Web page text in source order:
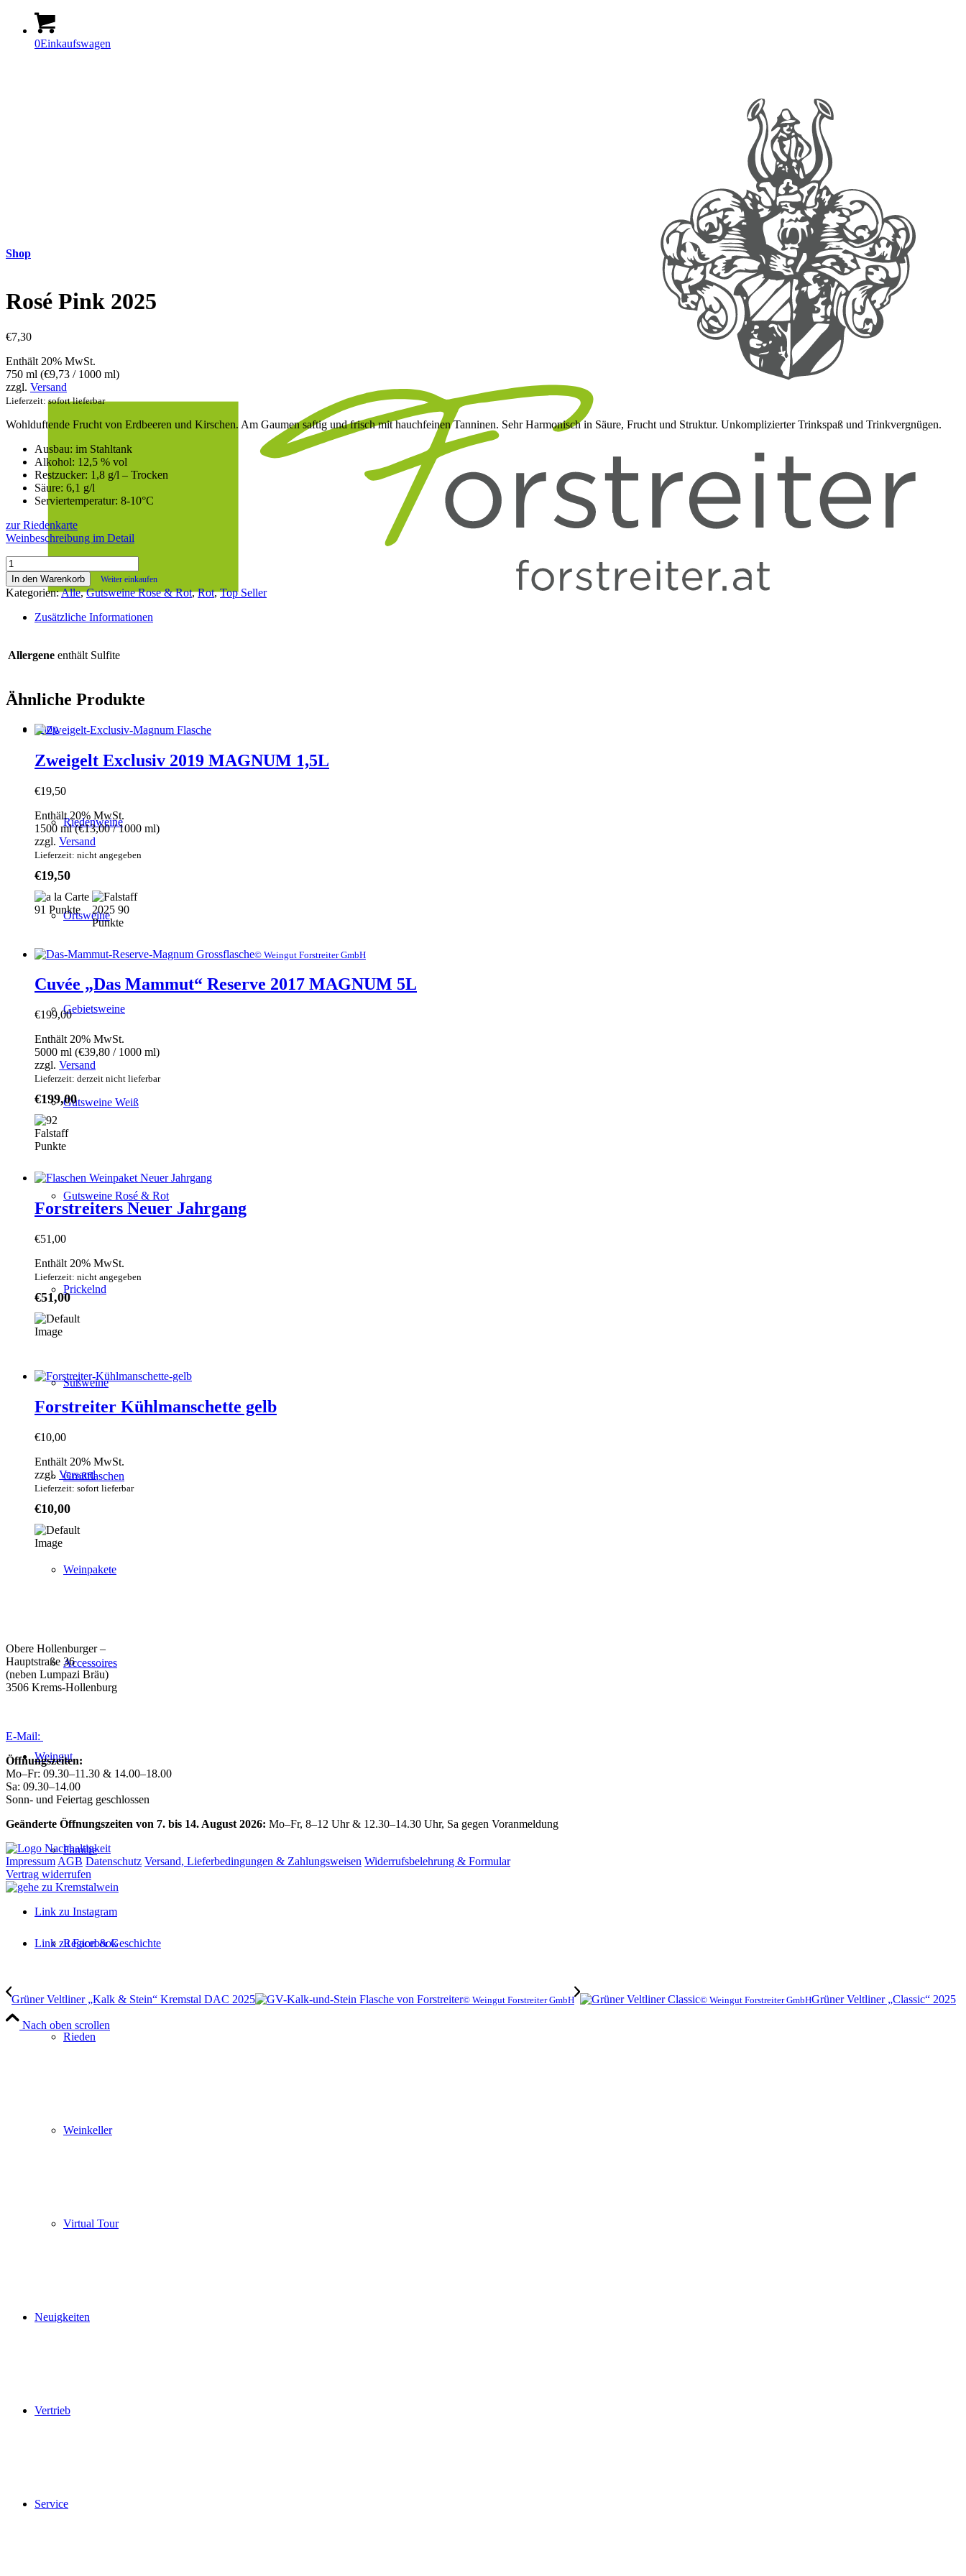
0Einkaufswagen
Shop
Riedenweine
Ortsweine
Gebietsweine
Gutsweine Weiß
Gutsweine Rosé & Rot
Prickelnd
Süßweine
Großflaschen
Weinpakete
Accessoires
Weingut
Familie
Region & Geschichte
Rieden
Weinkeller
Virtual Tour
Neuigkeiten
Vertrieb
Service
Shop
Rosé Pink 2025
€7,30
Enthält 20% MwSt.
750 ml (€9,73 / 1000 ml)
zzgl. Versand
Lieferzeit: sofort lieferbar
Wohlduftende Frucht von Erdbeeren und Kirschen. Am Gaumen saftig und frisch mit hauchfeinen Tanninen. Sehr Harmonisch in Säure, Frucht und Struktur. Unkomplizierter Trinkspaß und Trinkvergnügen.
Ausbau: im Stahltank
Alkohol: 12,5 % vol
Restzucker: 1,8 g/l – Trocken
Säure: 6,1 g/l
Serviertemperatur: 8-10°C
zur Riedenkarte
Weinbeschreibung im Detail
Rosé
Pink
2025
Menge
In den Warenkorb Weiter einkaufen
Kategorien:Alle,Gutsweine Rose & Rot,Rot,Top Seller
Zusätzliche Informationen
Allergene enthält Sulfite
Ähnliche Produkte
Zweigelt Exclusiv 2019 MAGNUM 1,5L
€19,50
Enthält 20% MwSt.
1500 ml (€13,00/ 1000 ml)
zzgl. Versand
Lieferzeit: nicht angegeben
€19,50
© Weingut Forstreiter GmbH
Cuvée „Das Mammut“ Reserve 2017 MAGNUM 5L
€199,00
Enthält 20% MwSt.
5000 ml (€39,80 / 1000 ml)
zzgl. Versand
Lieferzeit: derzeit nicht lieferbar
€199,00
Forstreiters Neuer Jahrgang
€51,00
Enthält 20% MwSt.
Lieferzeit: nicht angegeben
€51,00
Forstreiter Kühlmanschette gelb
€10,00
Enthält 20% MwSt.
zzgl. Versand
Lieferzeit: sofort lieferbar
€10,00
Obere Hollenburger –
Hauptstraße 36
(neben Lumpazi Bräu)
3506 Krems-Hollenburg
E-Mail:
Öffnungszeiten:
Mo–Fr: 09.30–11.30 & 14.00–18.00
Sa: 09.30–14.00
Sonn- und Feiertag geschlossen
Geänderte Öffnungszeiten von 7. bis 14. August 2026: Mo–Fr, 8–12 Uhr & 12.30–14.30 Uhr, Sa gegen Voranmeldung
Impressum AGB Datenschutz Versand, Lieferbedingungen & Zahlungsweisen Widerrufsbelehrung & Formular
Vertrag widerrufen
Link zu Instagram
Link zu Facebook
Grüner Veltliner „Kalk & Stein“ Kremstal DAC 2025 © Weingut Forstreiter GmbH © Weingut Forstreiter GmbHGrüner Veltliner „Classic“ 2025
Nach oben scrollen